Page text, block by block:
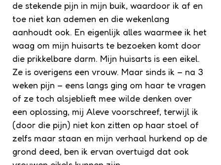
de stekende pijn in mijn buik, waardoor ik af en
toe niet kan ademen en die wekenlang
aanhoudt ook. En eigenlijk alles waarmee ik het
waag om mijn huisarts te bezoeken komt door
die prikkelbare darm. Mijn huisarts is een eikel.
Ze is overigens een vrouw. Maar sinds ik – na 3
weken pijn – eens langs ging om haar te vragen
of ze toch alsjeblieft mee wilde denken over
een oplossing, mij Aleve voorschreef, terwijl ik
(door die pijn) niet kon zitten op haar stoel of
zelfs maar staan en mijn verhaal hurkend op de
grond deed, ben ik ervan overtuigd dat ook